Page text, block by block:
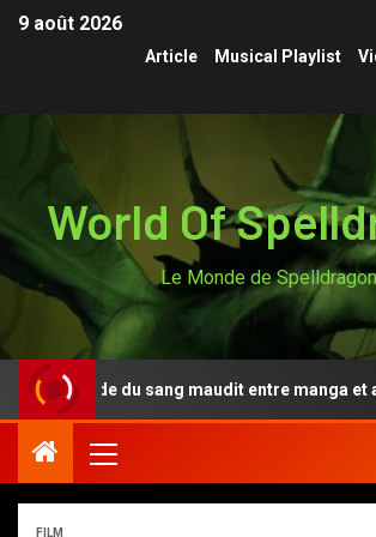
9 août 2026
Article Musical Playlist
World Of
Le Monde de Spelldragon
du sang maudit entre manga et anime
FILM